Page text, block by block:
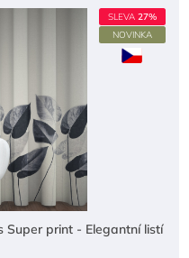
SLEVA 27%
NOVINKA
Super print - Elegantní listí